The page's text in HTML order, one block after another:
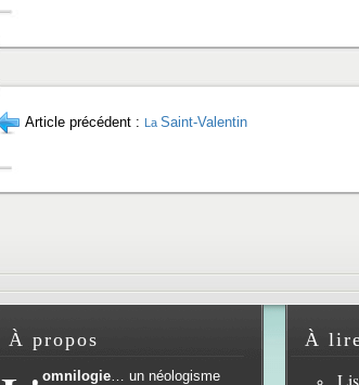
Article précédent : La Saint-Valentin
À propos
omnilogie … un néologisme
À